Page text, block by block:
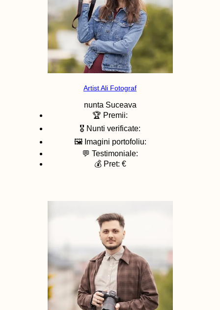
Artist Ali Fotograf
nunta Suceava
🏆 Premii:
🎖️ Nunti verificate:
🖼️ Imagini portofoliu:
💬 Testimoniale:
💰 Pret: €